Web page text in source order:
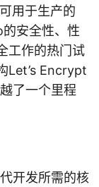
用于生产的
安全性、性
工作的热门试
Let’s Encrypt
了一个里程
开发所需的核